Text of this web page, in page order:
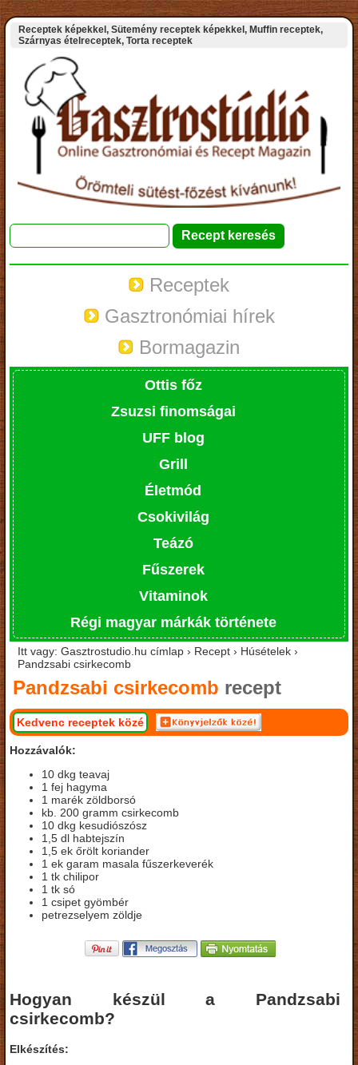
Receptek képekkel, Sütemény receptek képekkel, Muffin receptek,
Szárnyas ételreceptek, Torta receptek
Receptek
Gasztronómiai hírek
Bormagazin
Ottis főz
Zsuzsi finomságai
UFF blog
Grill
Életmód
Csokivilág
Teázó
Fűszerek
Vitaminok
Régi magyar márkák története
Itt vagy: Gasztrostudio.hu címlap › Recept › Húsételek ›
Pandzsabi csirkecomb
Pandzsabi csirkecomb recept
Kedvenc receptek közé
Hozzávalók:
10 dkg teavaj
1 fej hagyma
1 marék zöldborsó
kb. 200 gramm csirkecomb
10 dkg kesudiószósz
1,5 dl habtejszín
1,5 ek őrölt koriander
1 ek garam masala fűszerkeverék
1 tk chilipor
1 tk só
1 csipet gyömbér
petrezselyem zöldje
Hogyan készül a Pandzsabi
csirkecomb?
Elkészítés: